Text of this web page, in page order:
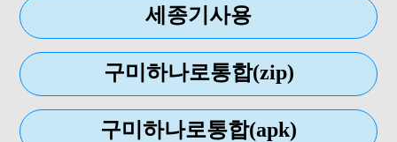
세종기사용
구미하나로통합(zip)
구미하나로통합(apk)